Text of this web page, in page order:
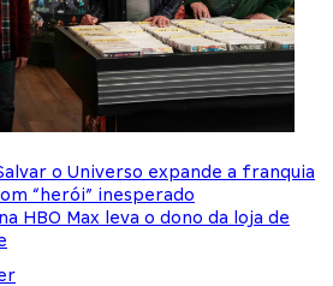
o Universo expande a franquia
“herói” inesperado
HBO Max leva o dono da loja de